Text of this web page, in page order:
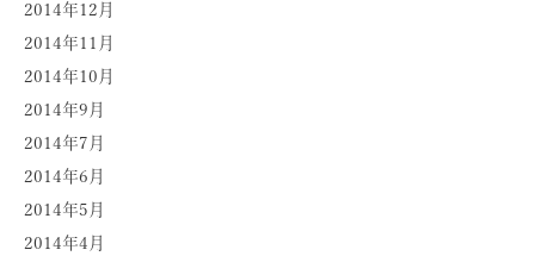
2014年12月
2014年11月
2014年10月
2014年9月
2014年7月
2014年6月
2014年5月
2014年4月